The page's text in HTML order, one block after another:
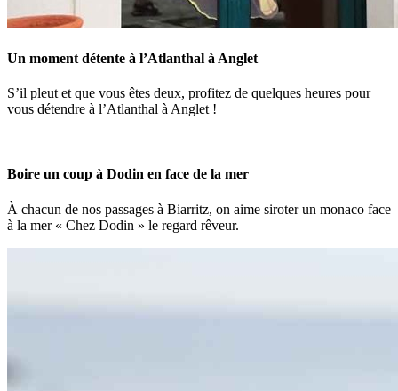
Un moment détente à l’Atlanthal à Anglet
S’il pleut et que vous êtes deux, profitez de quelques heures pour
vous détendre à l’Atlanthal à Anglet !
Boire un coup à Dodin en face de la mer
À chacun de nos passages à Biarritz, on aime siroter un monaco face
à la mer « Chez Dodin » le regard rêveur.